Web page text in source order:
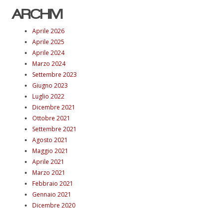
ARCHIVI
Aprile 2026
Aprile 2025
Aprile 2024
Marzo 2024
Settembre 2023
Giugno 2023
Luglio 2022
Dicembre 2021
Ottobre 2021
Settembre 2021
Agosto 2021
Maggio 2021
Aprile 2021
Marzo 2021
Febbraio 2021
Gennaio 2021
Dicembre 2020